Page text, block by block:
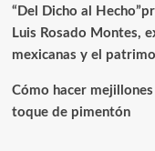
“Del Dicho al
Luis Rosado Montes,
mexicanas y el
Cómo hacer
toque de pimentón